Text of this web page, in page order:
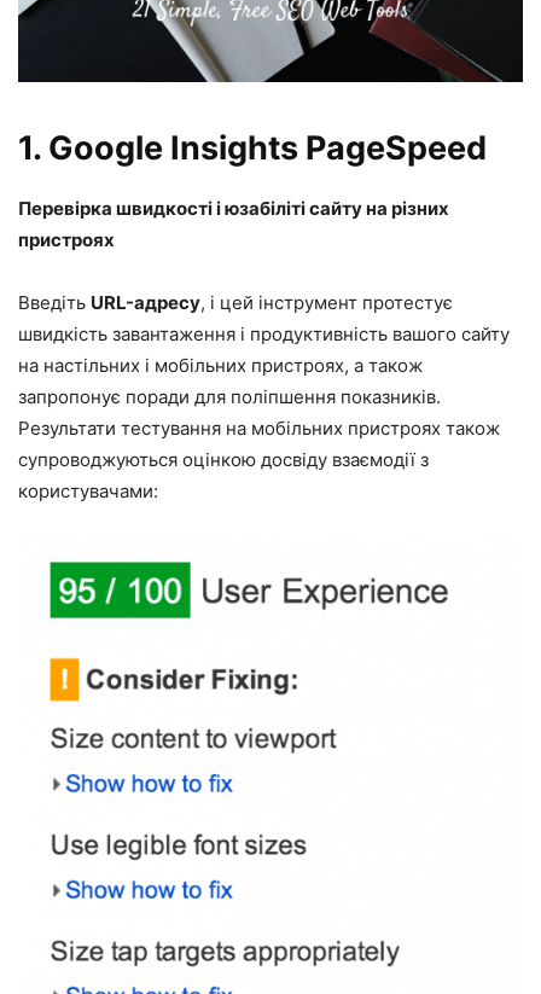
1. Google Insights PageSpeed
Перевірка швидкості і юзабіліті сайту на різних
пристроях
Введіть URL-адресу, і цей інструмент протестує
швидкість завантаження і продуктивність вашого сайту
на настільних і мобільних пристроях, а також
запропонує поради для поліпшення показників.
Результати тестування на мобільних пристроях також
супроводжуються оцінкою досвіду взаємодії з
користувачами: